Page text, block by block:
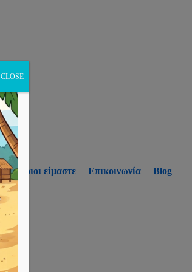
Ποιοι είμαστε Επικοινωνία
Blog
CLOSE